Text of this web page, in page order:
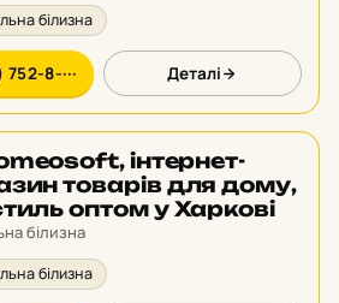
білизна
8-··· Деталі
інтернет-
товарів для дому,
оптом у Харкові
білизна
білизна